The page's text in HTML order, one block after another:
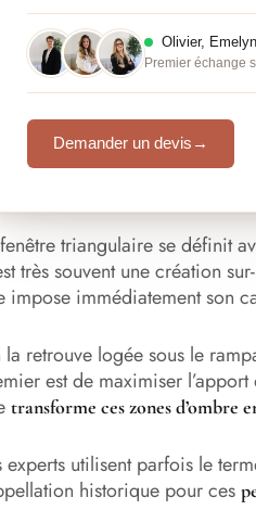
Olivier,
Premier échange
Demander un devis →
triangulaire se définit
très souvent une création
impose immédiatement son
la retrouve logée sous le
est de maximiser
transforme ces zones d’ombre
experts utilisent parfois le
historique pour ces